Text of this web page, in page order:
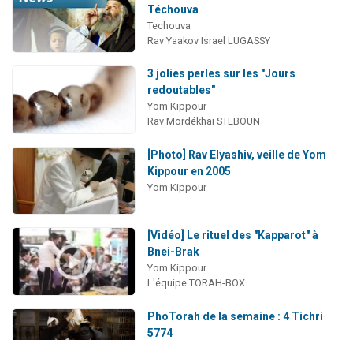
Téchouva
Techouva
Rav Yaakov Israel LUGASSY
3 jolies perles sur les "Jours
redoutables"
Yom Kippour
Rav Mordékhai STEBOUN
[Photo] Rav Elyashiv, veille de Yom
Kippour en 2005
Yom Kippour
[Vidéo] Le rituel des "Kapparot" à
Bnei-Brak
Yom Kippour
L'équipe TORAH-BOX
PhoTorah de la semaine : 4 Tichri
5774